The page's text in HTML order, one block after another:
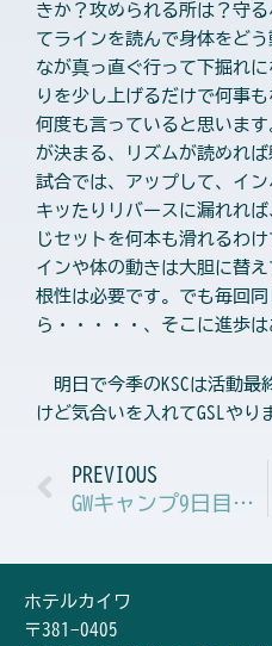
きか？攻められる所は？守
てラインを読んで身体をど
なが真っ直ぐ行って下掘れ
りを少し上げるだけで何事
何度も言っていると思いま
が決まる、リズムが読めれば
試合では、アップして、イ
キッたりリバースに漏れれ
じセットを何本も滑れるわ
インや体の動きは大胆に替
根性は必要です。でも毎回
ら・・・・・、そこに進歩は
明日で今季のKSCは活動最
けど気合いを入れてGSLやり
Prev
PREVIOUS
GWキャンプ9日目・・・SL
ホテルカイワ
〒381-0405